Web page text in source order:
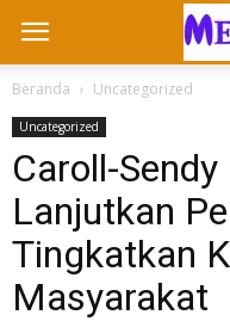
Beranda Uncategorized
Uncategorized
Caroll-
Lanjutkan
Tingkatkan
Masyarakat